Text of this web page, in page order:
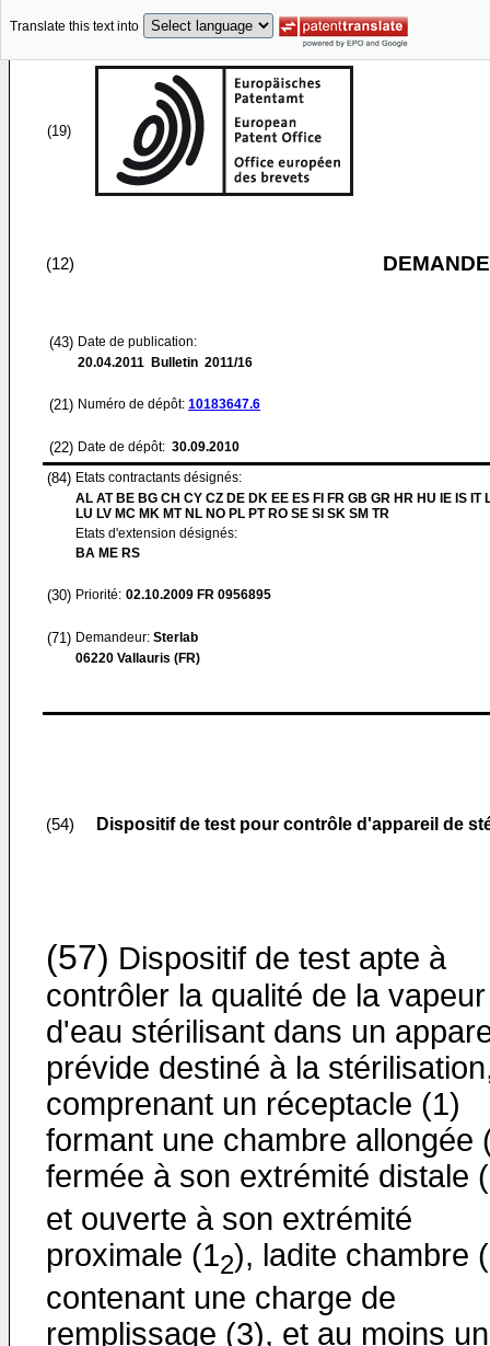
Translate this text into
(19)
(12)
(43) Date de publication:
20.04.2011 Bulletin 2011/16
(21) Numéro de dépôt: 10183647.6
(22) Date de dépôt: 30.09.2010
(84) Etats contractants désignés:
AL AT BE BG CH CY CZ DE DK EE ES FI FR GB GR HR HU IE IS IT
LU LV MC MK MT NL NO PL PT RO SE SI SK SM TR
Etats d'extension désignés:
BA ME RS
(30) Priorité: 02.10.2009 FR 0956895
(71) Demandeur: Sterlab
06220 Vallauris (FR)
(54) Dispositif de test pour contrôle d'appareil de
(57) Dispositif de test apte à
contrôler la qualité de la vapeur
d'eau stérilisant dans un
prévide destiné à la
comprenant un réceptacle (1)
formant une chambre allongée
fermée à son extrémité distale
et ouverte à son extrémité
proximale (12), ladite chambre
contenant une charge de
remplissage (3), et au moins un